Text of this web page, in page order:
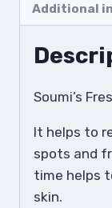
Additional
Soumi’s
It helps to
spots and
time helps
skin.